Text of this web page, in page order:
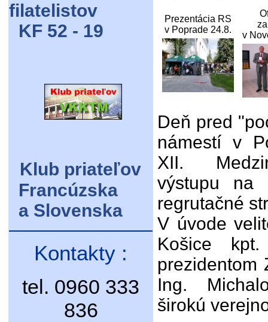
filatelistov
KF 52 - 19
Klub priateľov
Francúzska
a Slovenska
Kontakty :
tel. 0960 333
836
Prezentácia RS
v Poprade 24.8.
v
Deň pred
námestí v
XII.
výstupu na
regrutačné
V úvode
Košice
prezidentom
Ing.
širokú